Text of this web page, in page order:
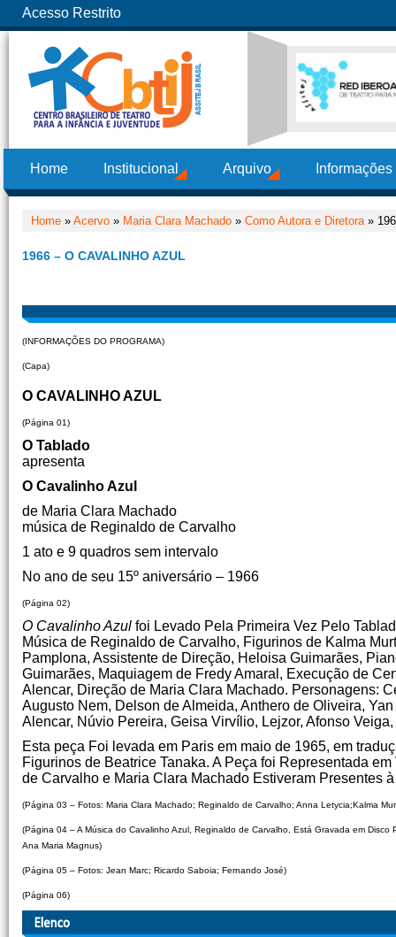
Acesso Restrito
Home Institucional Arquivo
Home » Acervo » Maria Clara Machado » Como Autora e Diretora»
1966 – O CAVALINHO AZUL
(INFORMAÇÕES DO PROGRAMA)
(Capa)
O CAVALINHO AZUL
(Página 01)
O Tablado
apresenta
O Cavalinho Azul
de Maria Clara Machado
música de Reginaldo de Carvalho
1 ato e 9 quadros sem intervalo
No ano de seu 15º aniversário – 1966
(Página 02)
O Cavalinho Azul foi Levado Pela Primeira Vez Pelo
Música de Reginaldo de Carvalho, Figurinos de Kalma
Pamplona, Assistente de Direção, Heloisa Guimarães,
Guimarães, Maquiagem de Fredy Amaral, Execução de
Alencar, Direção de Maria Clara Machado. Personagens:
Augusto Nem, Delson de Almeida, Anthero de Oliveira,
Alencar, Núvio Pereira, Geisa Virvílio, Lejzor, Afonso
Esta peça Foi levada em Paris em maio de 1965, em
Figurinos de Beatrice Tanaka. A Peça foi Representada
de Carvalho e Maria Clara Machado Estiveram Presentes
(Página 03 – Fotos: Maria Clara Machado; Reginaldo de Carvalho; Anna Letycia;Kalma
(Página 04 – A Música do Cavalinho Azul, Reginaldo de Carvalho, Está Gravada em
Ana Maria Magnus)
(Página 05 – Fotos: Jean Marc; Ricardo Saboia; Fernando José)
(Página 06)